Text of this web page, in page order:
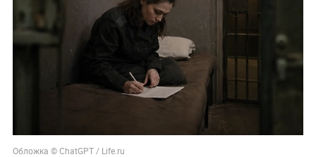
Обложка © ChatGPT / Life.ru